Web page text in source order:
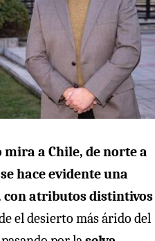
mira a Chile, de norte a
hace evidente una
con atributos distintivos
el desierto más árido del